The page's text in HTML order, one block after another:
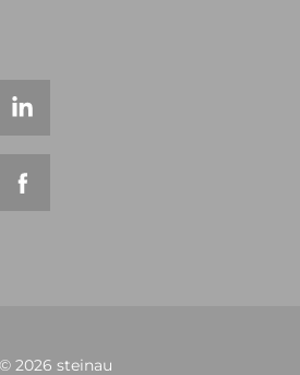
© 2026 steinau